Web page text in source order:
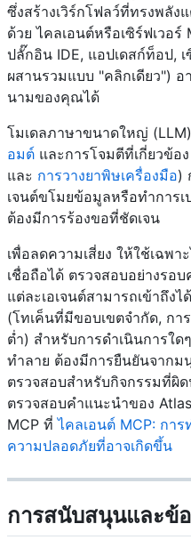
ซึ่งสร้างเวิร์กโฟลว์ที่ทรงพลัง
ด้วย ไคลเอนต์หรือเซิร์ฟเวอ
ปลั๊กอิน IDE, แอปเดสก์ท็อป,
ผสานรวมแบบ "คลิกเดียว") อ
นามของคุณได้
โมเดลภาษาขนาดใหญ่
อมต์ และการโจมตีที่เกี่ยวข้อ
และ การวางยาพิษเครื่องมือ)
เจนต์ขโมยข้อมูลหรือทำการเ
ต้องมีการร้องขอที่ชัดเจน
เพื่อลดความเสี่ยง ให้ใช้เฉพา
เชื่อถือได้ ตรวจสอบอย่างรอ
แต่ละเอเจนต์สามารถเข้าถึ
(โทเค็นที่มีขอบเขตจำกัด, กา
ต่ำ) สำหรับการดำเนินการใ
ทำลาย ต้องมีการยืนยันจาก
ตรวจสอบสำหรับกิจกรรมที่ผิ
ตรวจสอบคำแนะนำของ
MCP ที่ไคลเอนต์ MCP: การ
ความปลอดภัยที่อาจเกิดขึ้น
การสนับสนุนและข้